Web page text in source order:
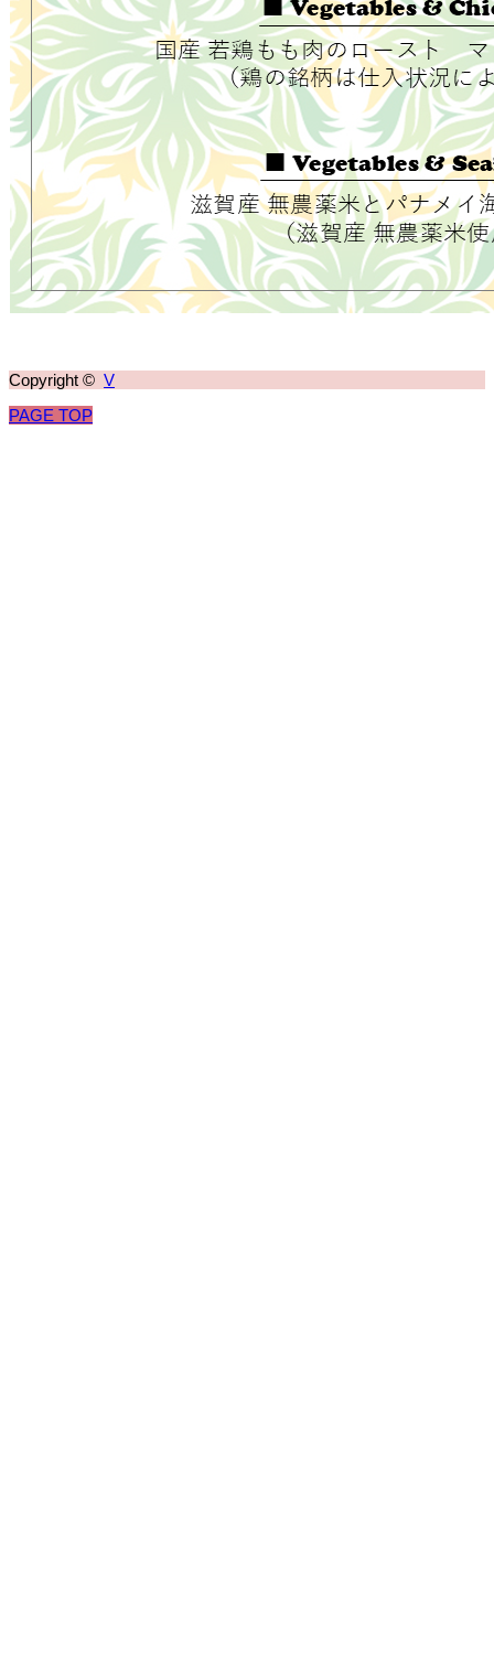
Copyright © V
PAGE TOP